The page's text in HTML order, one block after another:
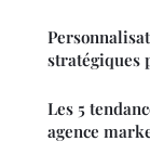
stratégiques
Les 5
agence